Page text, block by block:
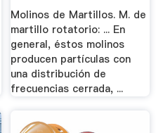
Molinos de Martillos. M. de
martillo rotatorio: ... En
general, éstos molinos
producen partículas con
una distribución de
frecuencias cerrada, ...